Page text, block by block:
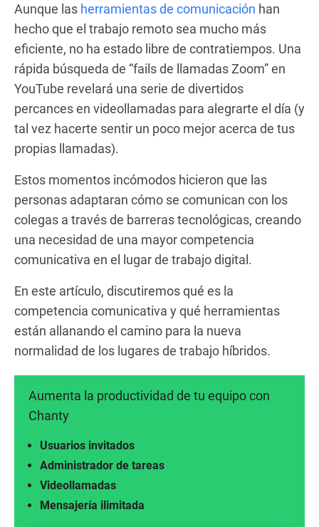
Aunque las herramientas de comunicación han
hecho que el trabajo remoto sea mucho más
eficiente, no ha estado libre de contratiempos. Una
rápida búsqueda de “fails de llamadas Zoom” en
YouTube revelará una serie de divertidos
percances en videollamadas para alegrarte el día (y
tal vez hacerte sentir un poco mejor acerca de tus
propias llamadas).
Estos momentos incómodos hicieron que las
personas adaptaran cómo se comunican con los
colegas a través de barreras tecnológicas, creando
una necesidad de una mayor competencia
comunicativa en el lugar de trabajo digital.
En este artículo, discutiremos qué es la
competencia comunicativa y qué herramientas
están allanando el camino para la nueva
normalidad de los lugares de trabajo híbridos.
Aumenta la productividad de tu equipo con
Chanty
Mensajería ilimitada
Videollamadas
Administrador de tareas
Usuarios invitados